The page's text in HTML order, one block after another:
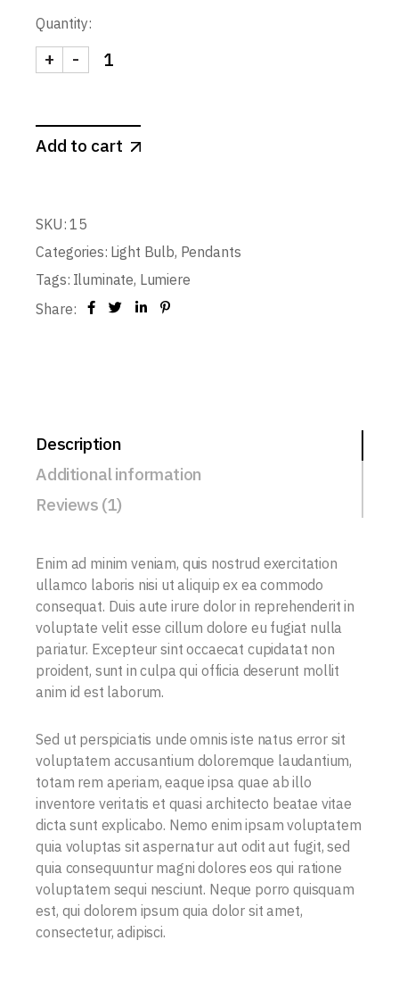
Quantity:
-
+
Add to cart
SKU: 15
Categories: Light Bulb, Pendants
Tags: Iluminate, Lumiere
Share:
Description
Additional information
Reviews (1)
Enim ad minim veniam, quis nostrud exercitation
ullamco laboris nisi ut aliquip ex ea commodo
consequat. Duis aute irure dolor in reprehenderit in
voluptate velit esse cillum dolore eu fugiat nulla
pariatur. Excepteur sint occaecat cupidatat non
proident, sunt in culpa qui officia deserunt mollit
anim id est laborum.
Sed ut perspiciatis unde omnis iste natus error sit
voluptatem accusantium doloremque laudantium,
totam rem aperiam, eaque ipsa quae ab illo
inventore veritatis et quasi architecto beatae vitae
dicta sunt explicabo. Nemo enim ipsam voluptatem
quia voluptas sit aspernatur aut odit aut fugit, sed
quia consequuntur magni dolores eos qui ratione
voluptatem sequi nesciunt. Neque porro quisquam
est, qui dolorem ipsum quia dolor sit amet,
consectetur, adipisci.